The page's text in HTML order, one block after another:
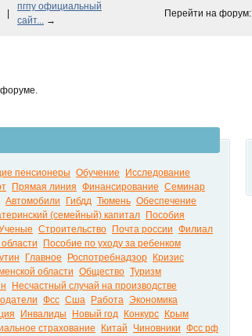
пгпу официальный
сайт... →
Перейти на форум:
форуме.
пенсионеры Обучение
Исследование
Прямая линия Финансирование Семинар
Автомобили Гибдд Тюмень Обеспечение
(семейный) капитал
Пособия
Строительство Почта россии Филиал
Пособие по уходу за ребенком
Главное Роспотребнадзор
Кризис
области Общество Туризм
Несчастный случай на производстве
Фсс Сша Работа Экономика
Инвалиды Новый год Конкурс
Крым
страхование Китай Чиновники Фсс рф